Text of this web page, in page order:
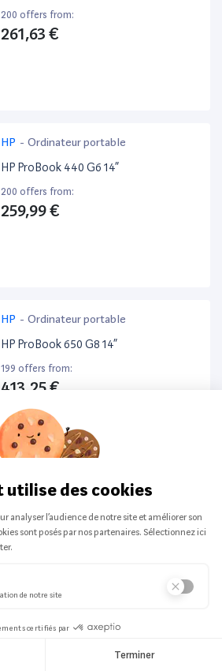
200 offers from:
261,63 €
HP - Ordinateur portable
HP ProBook 440 G6 14”
200 offers from:
259,99 €
HP - Ordinateur portable
HP ProBook 650 G8 14”
199 offers from:
413,25 €
Apple- Smartphone
Apple iPhone 16 128Go
197 offers from: